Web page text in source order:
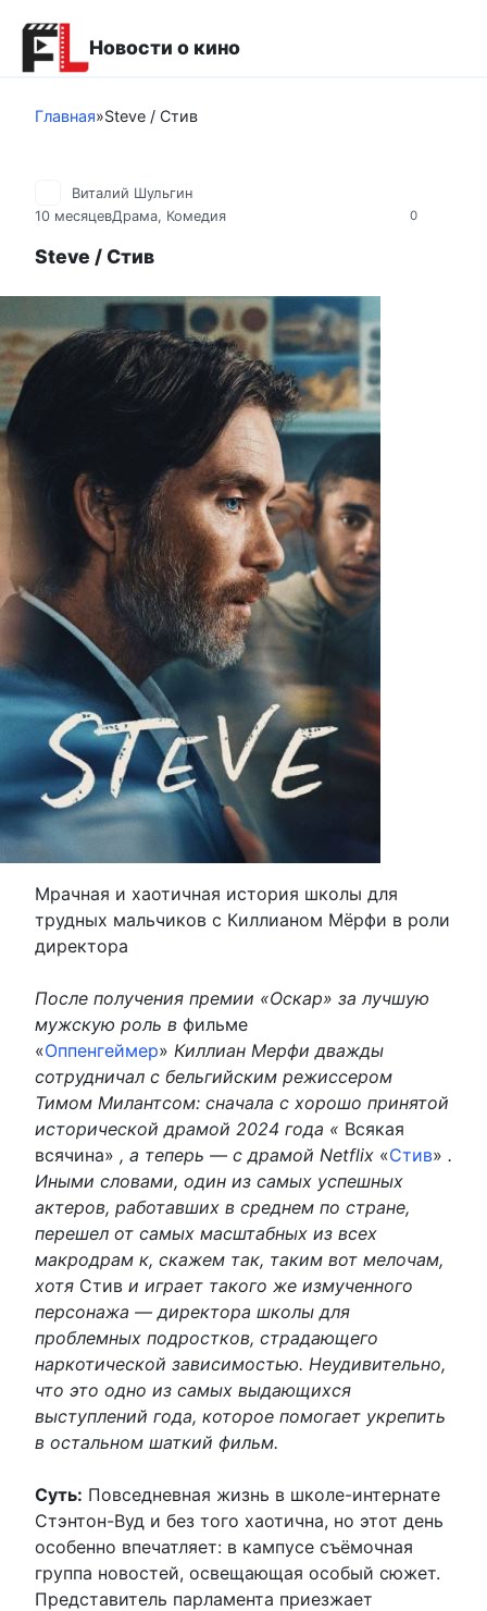
контенту
Новости о кино
Главная»Steve / Стив
0
Виталий Шульгин
10 месяцевДрама, Комедия
Steve / Стив
Мрачная и хаотичная история школы для
трудных мальчиков с Киллианом Мёрфи в роли
директора
После получения премии «Оскар» за лучшую
мужскую роль в фильме
«Оппенгеймер» Киллиан Мерфи дважды
сотрудничал с бельгийским режиссером
Тимом Милантсом: сначала с хорошо принятой
исторической драмой 2024 года « Всякая
всячина» , а теперь — с драмой Netflix «Стив» .
Иными словами, один из самых успешных
актеров, работавших в среднем по стране,
перешел от самых масштабных из всех
макродрам к, скажем так, таким вот мелочам,
хотя Стив и играет такого же измученного
персонажа — директора школы для
проблемных подростков, страдающего
наркотической зависимостью. Неудивительно,
что это одно из самых выдающихся
выступлений года, которое помогает укрепить
в остальном шаткий фильм.
Суть: Повседневная жизнь в школе-интернате
Стэнтон-Вуд и без того хаотична, но этот день
особенно впечатляет: в кампусе съёмочная
группа новостей, освещающая особый сюжет.
Представитель парламента приезжает